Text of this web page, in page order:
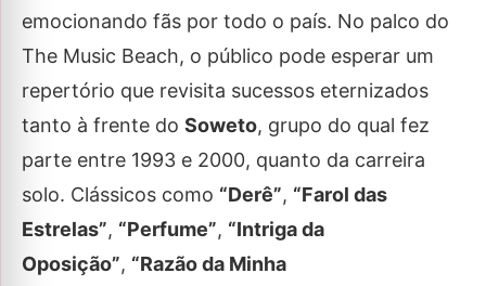
emocionando fãs por todo o país. No palco do
The Music Beach, o público pode esperar um
repertório que revisita sucessos eternizados
tanto à frente do Soweto, grupo do qual fez
parte entre 1993 e 2000, quanto da carreira
solo. Clássicos como “Derê”, “Farol das
Estrelas”, “Perfume”, “Intriga da
Oposição”, “Razão da Minha